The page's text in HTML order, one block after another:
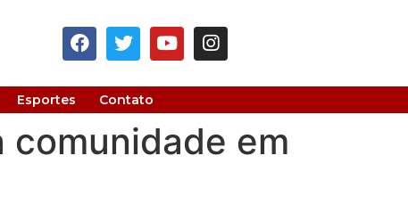
Esportes Contato
comunidade em